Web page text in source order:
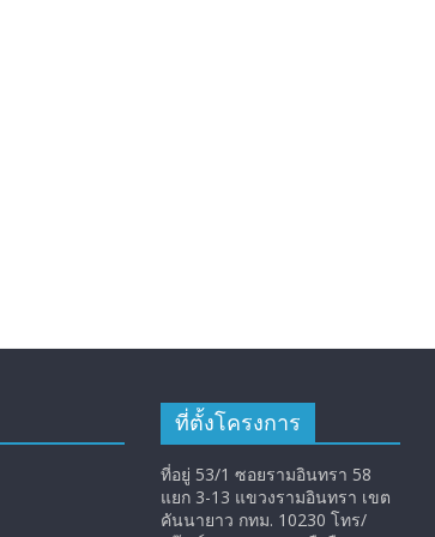
ที่ตั้งโครงการ
ที่อยู่ 53/1 ซอยรามอินทรา 58
แยก 3-13 แขวงรามอินทรา เขต
คันนายาว กทม. 10230 โทร/